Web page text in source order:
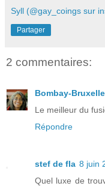
Syll (@gay_coings sur
Partager
2 commentaires:
Bombay-
Le meilleur du
Répondre
stef de fla 8 juin
Quel luxe de